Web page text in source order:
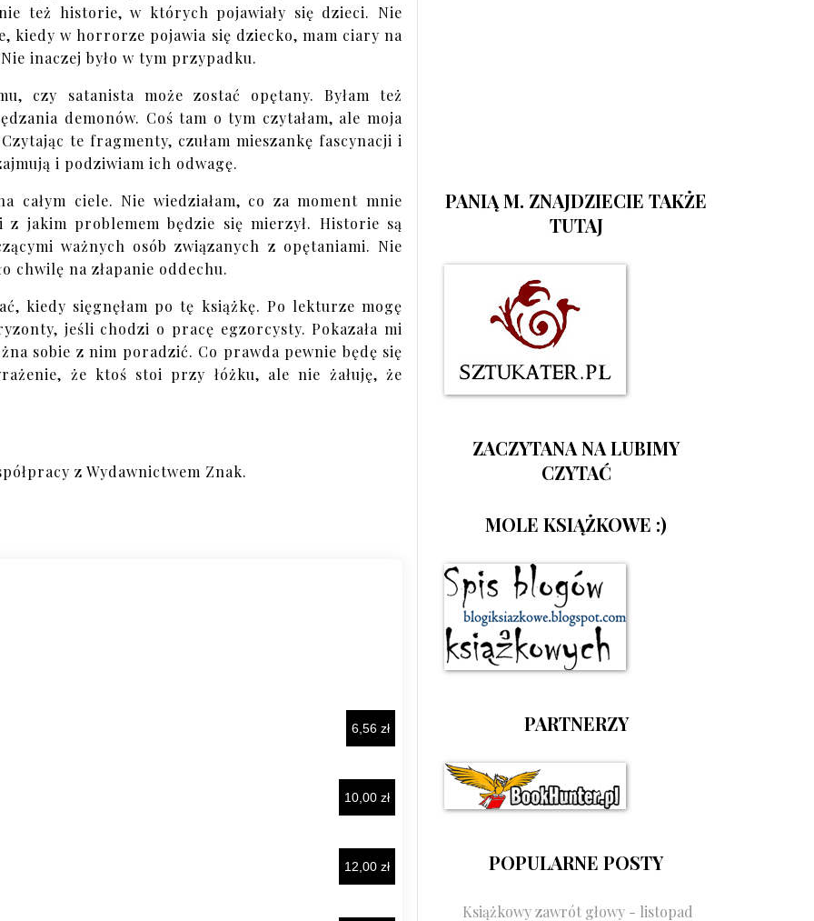
też historie, w których pojawiały się dzieci. Nie
kiedy w horrorze pojawia się dziecko, mam ciary na
inaczej było w tym przypadku.
czy satanista może zostać opętany. Byłam też
demonów. Coś tam o tym czytałam, ale moja
te fragmenty, czułam mieszankę fascynacji i
i podziwiam ich odwagę.
całym ciele. Nie wiedziałam, co za moment mnie
jakim problemem będzie się mierzył. Historie są
ważnych osób związanych z opętaniami. Nie
chwilę na złapanie oddechu.
kiedy sięgnęłam po tę książkę. Po lekturze mogę
jeśli chodzi o pracę egzorcysty. Pokazała mi
sobie z nim poradzić. Co prawda pewnie będę się
że ktoś stoi przy łóżku, ale nie żałuję, że
z Wydawnictwem Znak.
PANIĄ M. ZNAJDZIECIE TAKŻE
TUTAJ
ZACZYTANA NA LUBIMY
CZYTAĆ
MOLE KSIĄŻKOWE :)
PARTNERZY
POPULARNE POSTY
Książkowy zawrót głowy - listopad